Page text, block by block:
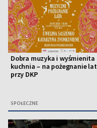
Dobra muzyka i wyśmienita
kuchnia – na pożegnanie
przy DKP
SPOŁECZNE